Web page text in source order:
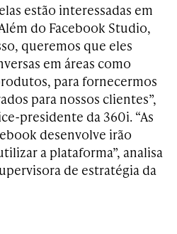
estão interessadas em
do Facebook Studio,
queremos que eles
em áreas como
para fornecermos
para nossos clientes”,
presidente da 360i. “As
desenvolve irão
a plataforma”, analisa
de estratégia da